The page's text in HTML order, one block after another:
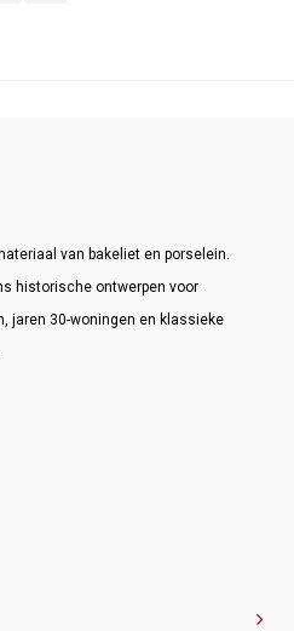
van bakeliet en porselein.
historische ontwerpen voor
jaren 30-woningen en klassieke